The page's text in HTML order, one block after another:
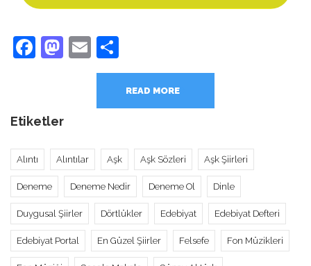
Facebook
Mastodon
Email
READ MORE
Etiketler
Alıntı Alıntılar Aşk Aşk Sözleri Aşk Şiirleri
Deneme Deneme Nedir Deneme Ol Dinle
Duygusal Şiirler Dörtlükler Edebiyat Edebiyat Defteri
Edebiyat Portal En Güzel Şiirler Felsefe Fon Müzikleri